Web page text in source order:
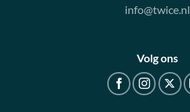
info@twice.nl
Volg ons